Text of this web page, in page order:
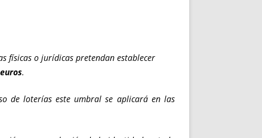
físicas o jurídicas pretendan establecer
.
de loterías este umbral se aplicará en las